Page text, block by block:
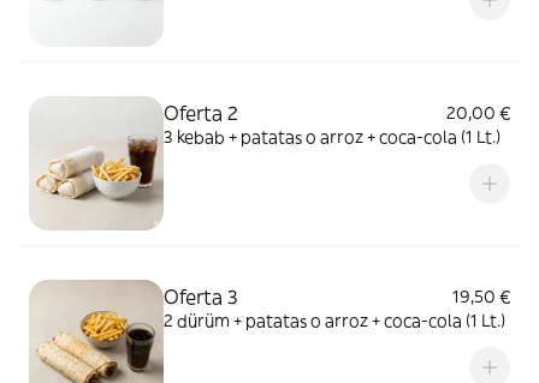
Oferta 2
20,00 €
3 kebab + patatas o arroz + coca-cola (1 Lt.)
Oferta 3
19,50 €
2 dürüm + patatas o arroz + coca-cola (1 Lt.)